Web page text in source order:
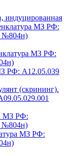
индуцированная
МЗ РФ:
№804н)
МЗ РФ:
РФ: A12.05.039
(скрининг).
МЗ РФ:
№804н)
МЗ РФ: